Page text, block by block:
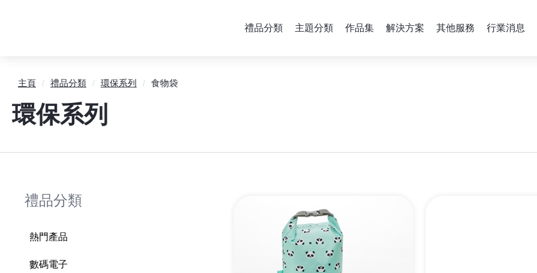
禮品分類 主題分類 作品集 解決方案 其他服務 行業消息
主頁 / 禮品分類 / 環保系列 / 食物袋
環保系列
禮品分類
熱門產品
數碼電子